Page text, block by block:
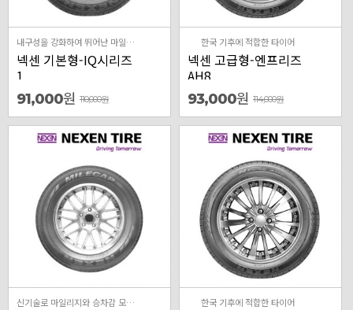
내구성을 강화하여 뛰어난 마일리지와 저소음의 사계절 타이어
넥센 기본형-IQ시리즈
1
91,000원 110,000원
한국 기후에 적합한 타이어
넥센 고급형-엔프리즈
AH8
93,000원 114,000원
신기술로 마일리지와 승차감 모두 업 한국 기후에 적합한 타이어